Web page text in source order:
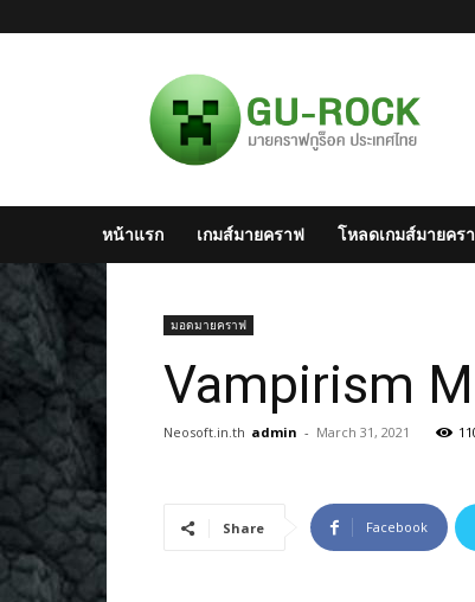
มาย
ครา
ฟไทย
สังคม
มาย
ประเทศไทย
หน้าแรก เกมส์มายคราฟ โหลดเกมส์มายคร
มอดมายคราฟ
Vampirism
Neosoft.in.th admin - March 31, 2021
Share Facebook